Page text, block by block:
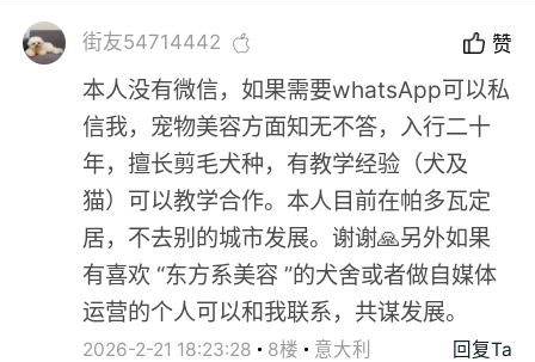
街友54714442 赞
本人没有微信，如果需要whatsApp可以私
信我，宠物美容方面知无不答，入行二十
年，擅长剪毛犬种，有教学经验（犬及
猫）可以教学合作。本人目前在帕多瓦定
居，不去别的城市发展。谢谢🙏另外如果
有喜欢 “东方系美容 ”的犬舍或者做自媒体
运营的个人可以和我联系，共谋发展。
2026-2-21 18:23:28 8楼 意大利 回复Ta